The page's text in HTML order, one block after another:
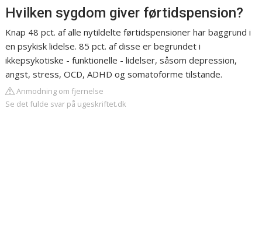
Hvilken sygdom giver førtidspension?
Knap 48 pct. af alle nytildelte førtidspensioner har baggrund i
en psykisk lidelse. 85 pct. af disse er begrundet i
ikkepsykotiske - funktionelle - lidelser, såsom depression,
angst, stress, OCD, ADHD og somatoforme tilstande.
Anmodning om fjernelse
Se det fulde svar på ugeskriftet.dk